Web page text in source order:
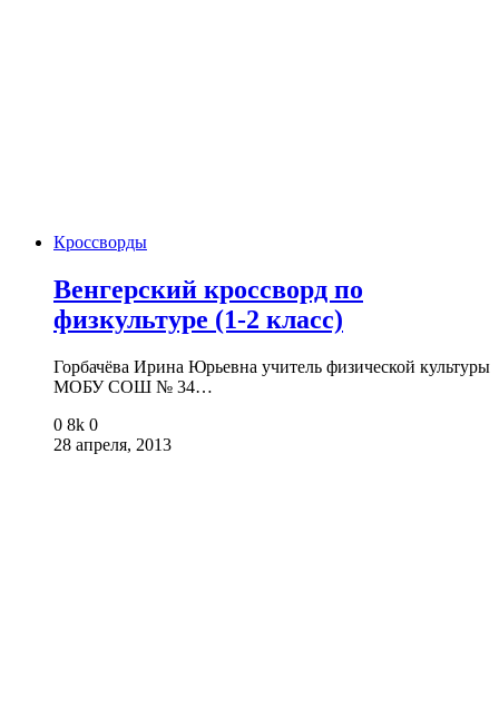
Кроссворды
Венгерский кроссворд по
физкультуре (1-2 класс)
Горбачёва Ирина Юрьевна учитель физической культуры
МОБУ СОШ № 34…
0 8k 0
28 апреля, 2013